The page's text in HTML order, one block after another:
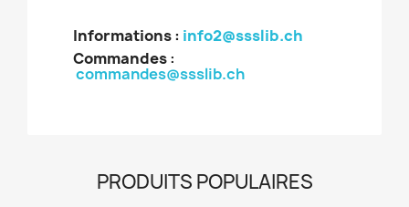
Informations : info2@ssslib.ch
Commandes:
commandes@ssslib.ch
PRODUITS POPULAIRES